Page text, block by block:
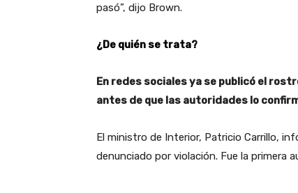
pasó”, dijo Brown.
¿De quién se trata?
En redes sociales ya se publicó el
antes de que las autoridades lo
El ministro de Interior, Patricio Carrillo,
denunciado por violación. Fue la primera